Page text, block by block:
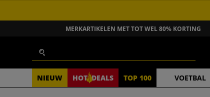
GA NAAR INHOUD
MERKARTIKELEN MET TOT WEL 80% KORTING
NIEUW HOT DEALS TOP 100 VOETBAL
Zoeken